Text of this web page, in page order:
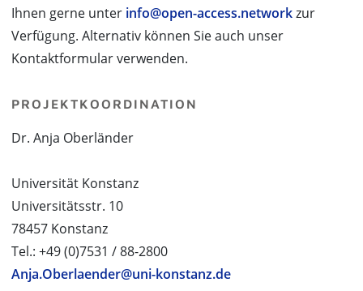
Ihnen gerne unter info@open-access.networkzur
Verfügung. Alternativ können Sie auch unser
Kontaktformular verwenden.
PROJEKTKOORDINATION
Dr. Anja Oberländer
Universität Konstanz
Universitätsstr. 10
78457 Konstanz
Tel.: +49 (0)7531 / 88-2800
Anja.Oberlaender@uni-konstanz.de